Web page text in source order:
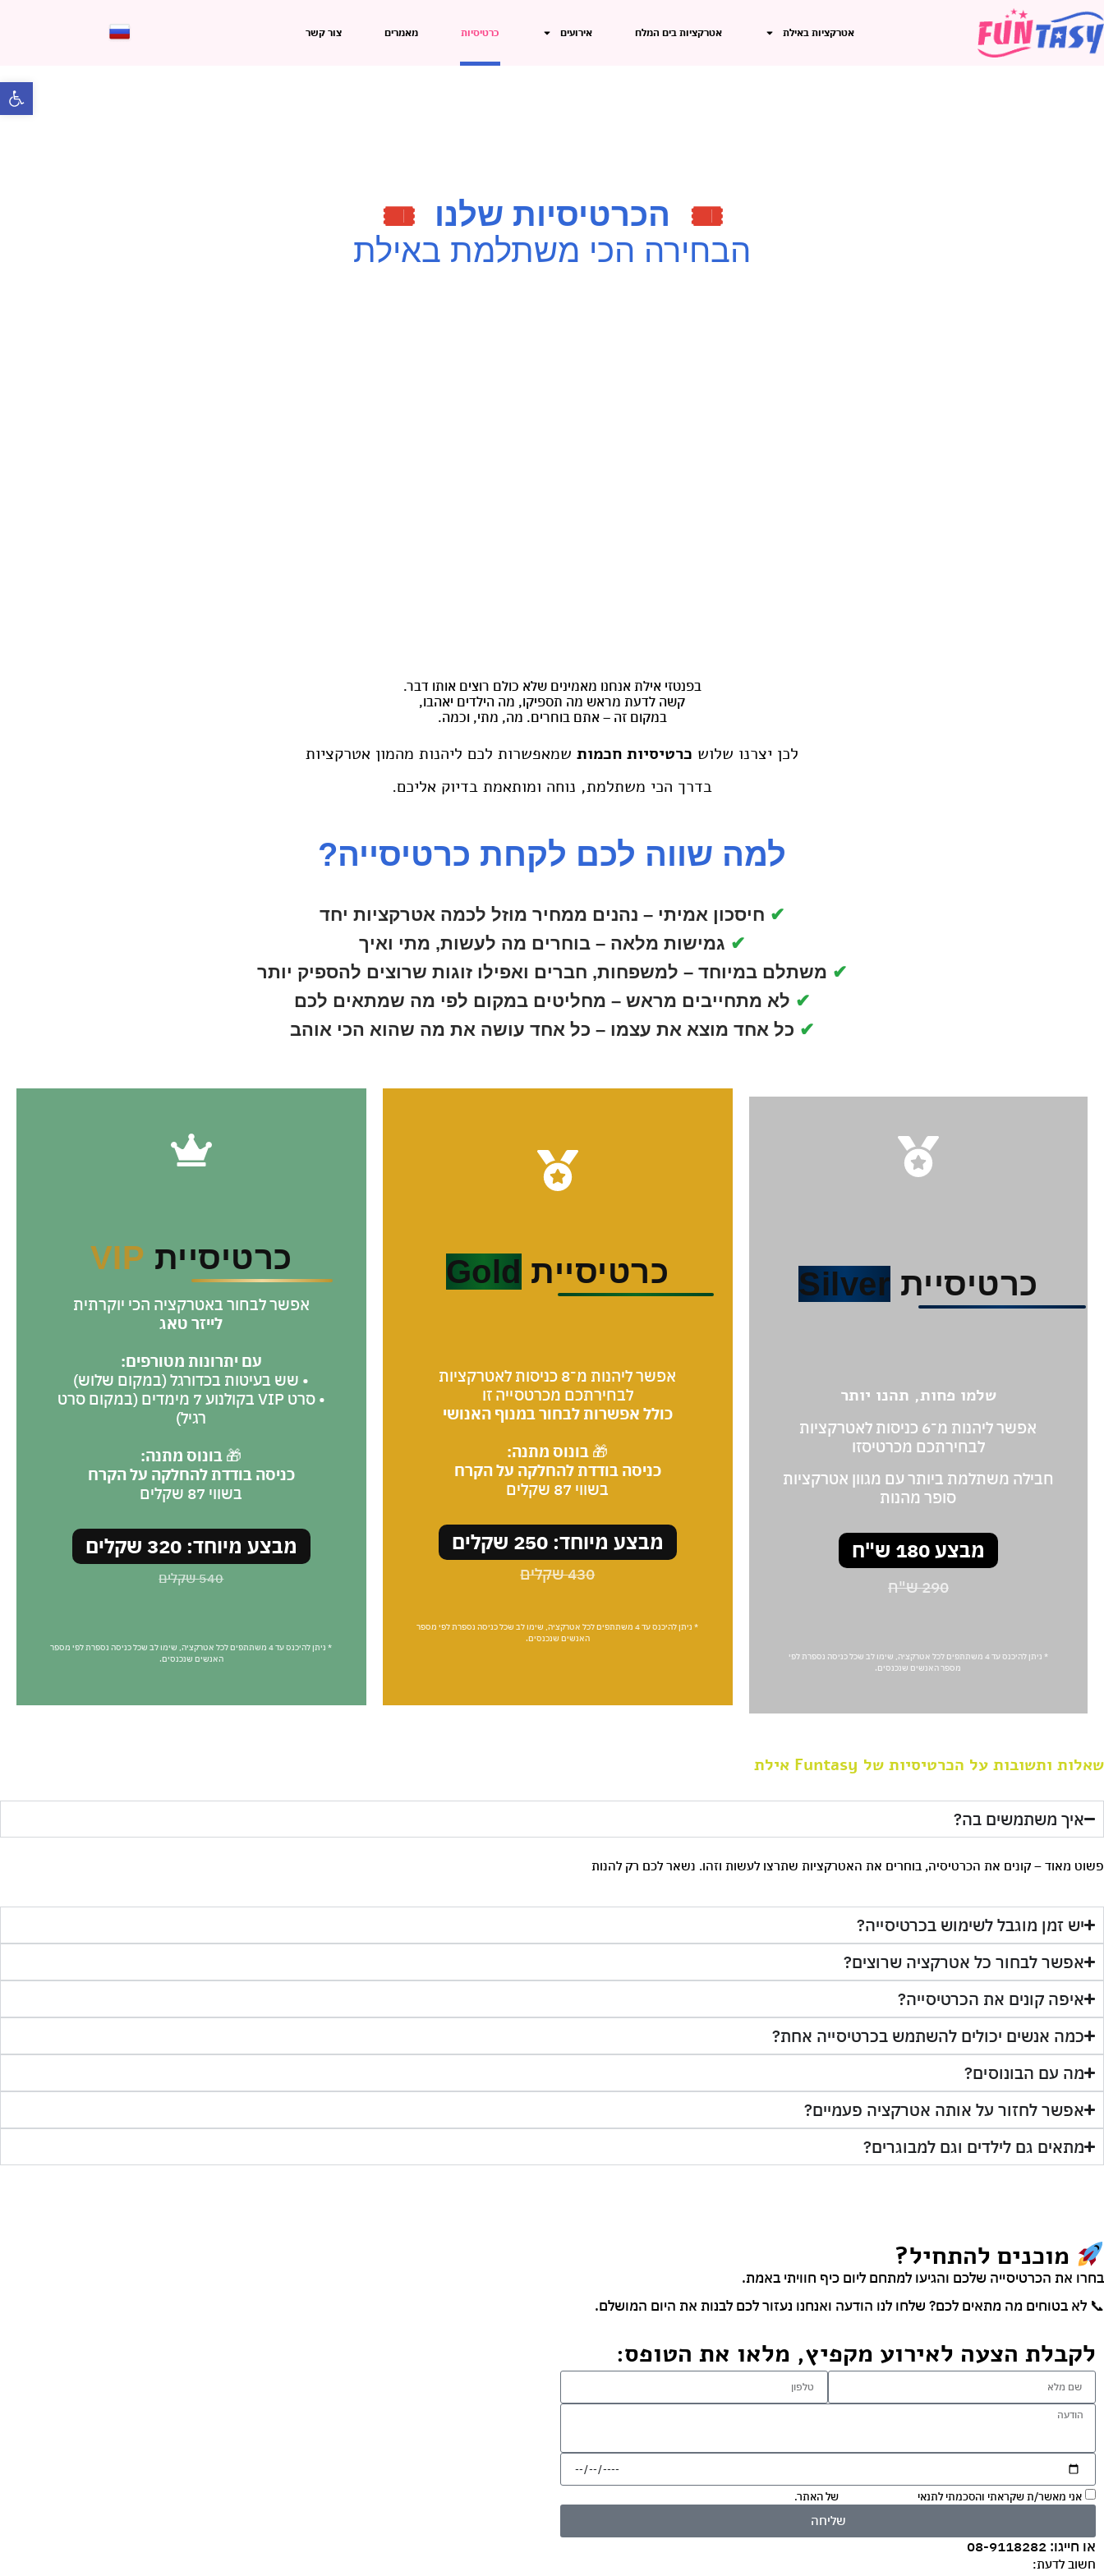
אטרקציות באילת אטרקציות בים המלח אירועים כרטיסיות מאמרים צור קשר
🎟️ הכרטיסיות שלנו
🎟️
הבחירה הכי משתלמת באילת
בפנטזי אילת אנחנו מאמינים שלא כולם רוצים אותו דבר.
קשה לדעת מראש מה תספיקו, מה הילדים יאהבו,
במקום זה – אתם בוחרים. מה, מתי, וכמה.
לכן יצרנו שלוש כרטיסיות חכמות שמאפשרות לכם ליהנות מהמון אטרקציות
בדרך הכי משתלמת, נוחה ומותאמת בדיוק אליכם.
למה שווה לכם לקחת כרטיסייה?
✔ חיסכון אמיתי – נהנים ממחיר מוזל לכמה אטרקציות יחד
✔ גמישות מלאה – בוחרים מה לעשות, מתי ואיך
✔ משתלם במיוחד – למשפחות, חברים ואפילו זוגות שרוצים להספיק יותר
✔ לא מתחייבים מראש – מחליטים במקום לפי מה שמתאים לכם
✔ כל אחד מוצא את עצמו – כל אחד עושה את מה שהוא הכי אוהב
כרטיסיית Silver
שלמו פחות, תהנו יותר
אפשר ליהנות מ־6 כניסות לאטרקציות
לבחירתכם מכרטיסזו
חבילה משתלמת ביותר עם מגוון אטרקציות
סופר מהנות
מבצע 180 ש"ח
290 ש"ח
* ניתן להיכנס עד 4 משתתפים לכל אטרקציה, שימו לב שכל כניסה נספרת לפי
מספר האנשים שנכנסים.
כרטיסיית Gold
אפשר ליהנות מ־8 כניסות לאטרקציות
לבחירתכם מכרטסייה זו
כולל אפשרות לבחור במנוף האנושי
🎁 בונוס מתנה:
כניסה בודדת להחלקה על הקרח
בשווי 87 שקלים
מבצע מיוחד: 250 שקלים
430 שקלים
* ניתן להיכנס עד 4 משתתפים לכל אטרקציה, שימו לב שכל כניסה נספרת לפי מספר
האנשים שנכנסים.
כרטיסיית VIP
אפשר לבחור באטרקציה הכי יוקרתית
לייזר טאג
עם יתרונות מטורפים:
• שש בעיטות בכדורגל (במקום שלוש)
• סרט VIP בקולנוע 7 מימדים (במקום סרט
רגיל)
🎁 בונוס מתנה:
כניסה בודדת להחלקה על הקרח
בשווי 87 שקלים
מבצע מיוחד: 320 שקלים
540 שקלים
* ניתן להיכנס עד 4 משתתפים לכל אטרקציה, שימו לב שכל כניסה נספרת לפי מספר
האנשים שנכנסים.
שאלות ותשובות על הכרטיסיות של Funtasy אילת
איך משתמשים בה?
פשוט מאוד – קונים את הכרטיסיה, בוחרים את האטרקציות שתרצו לעשות וזהו. נשאר לכם רק להנות
יש זמן מוגבל לשימוש בכרטיסייה?
אפשר לבחור כל אטרקציה שרוצים?
איפה קונים את הכרטיסייה?
כמה אנשים יכולים להשתמש בכרטיסייה אחת?
מה עם הבונוסים?
אפשר לחזור על אותה אטרקציה פעמיים?
מתאים גם לילדים וגם למבוגרים?
מוכנים להתחיל?
בחרו את הכרטיסייה שלכם והגיעו למתחם ליום כיף חוויתי באמת.
📞 לא בטוחים מה מתאים לכם? שלחו לנו הודעה ואנחנו נעזור לכם לבנות את היום המושלם.
לקבלת הצעה לאירוע מקפיץ, מלאו את הטופס:
אני מאשר/ת שקראתי והסכמתי לתנאי של האתר.
שליחה
או חייגו: 08-9118282
חשוב לדעת: